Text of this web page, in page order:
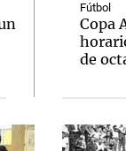
Fútbol
Copa
de
El huracán de Arequito